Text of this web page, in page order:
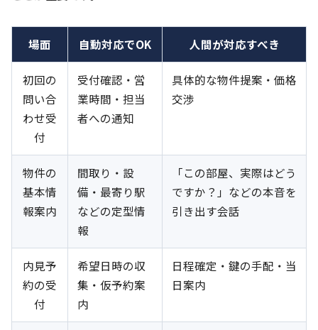
場面 自動対応でOK 人間が対応すべき
初回の
問い合
わせ受
付
受付確認・営
業時間・担当
者への通知
具体的な物件提案・価格
交渉
物件の
基本情
報案内
間取り・設
備・最寄り駅
などの定型情
報
「この部屋、実際はどう
ですか？」などの本音を
引き出す会話
内見予
約の受
付
希望日時の収
集・仮予約案
内
日程確定・鍵の手配・当
日案内